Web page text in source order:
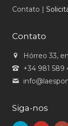
Contato |
Contato
Hórreo 33,
+34 981 589
Siga-nos